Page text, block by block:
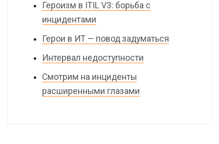
Героизм в ITIL V3: борьба с
инцидентами
Герои в ИТ — повод задуматься
Интервал недоступности
Смотрим на инциденты
расширенными глазами